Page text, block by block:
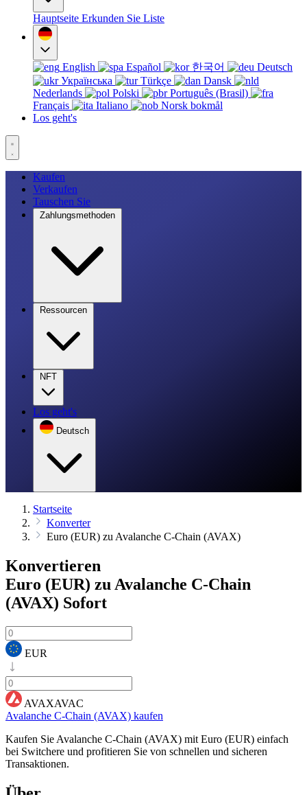
Hauptseite Erkunden Sie Liste
English Español 한국어
Deutsch
Українська
Türkçe
Dansk
Nederlands
Polski
Português (Brasil)
Français
Italiano
Norsk bokmål
Los geht's
Kaufen
Verkaufen
Tauschen Sie
Zahlungsmethoden
Ressourcen
NFT
Los geht's
Deutsch
Startseite
Konverter
Euro (EUR) zu Avalanche C-Chain (AVAX)
Konvertieren
Euro (EUR) zu Avalanche C-Chain
(AVAX) Sofort
EUR
AVAXAVAC
Avalanche C-Chain (AVAX) kaufen
Kaufen Sie Avalanche C-Chain (AVAX) mit Euro (EUR) einfach
bei Switchere und profitieren Sie von schnellen und sicheren
Transaktionen.